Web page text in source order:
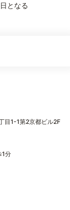
となる
目1-1第2京都ビル2F
1分